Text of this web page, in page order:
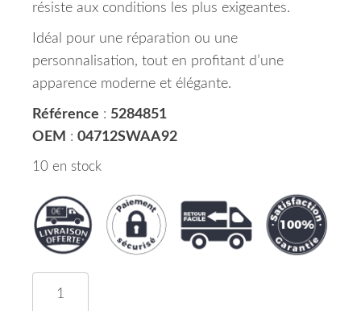
résiste aux conditions les plus exigeantes.
Idéal pour une réparation ou une
personnalisation, tout en profitant d’une
apparence moderne et élégante.
Référence : 5284851
OEM : 04712SWAA92
10 en stock